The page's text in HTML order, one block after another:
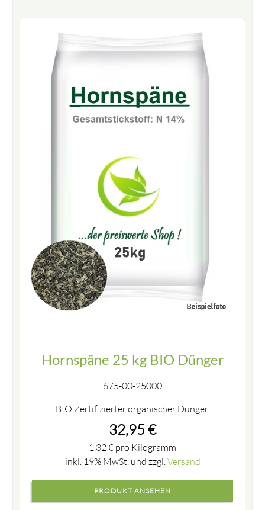
Hornspäne 25 kg BIO Dünger
675-00-25000
BIO Zertifizierter organischer Dünger.
32,95 €
1,32€ pro Kilogramm
inkl. 19% MwSt. und zzgl.Versand
PRODUKT ANSEHEN